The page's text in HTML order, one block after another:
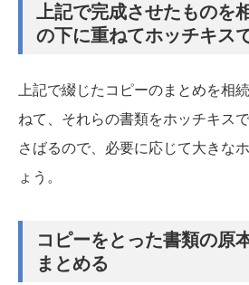
上記で完成させたものを
の下に重ねてホッチキス
上記で綴じたコピーのまとめを相
ねて、それらの書類をホッチキス
さばるので、必要に応じて大きな
ょう。
コピーをとった書類の原
まとめる